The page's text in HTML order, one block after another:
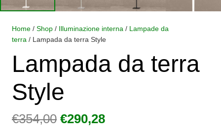
Home / Shop / Illuminazione interna / Lampade da
terra / Lampada da terra Style
Lampada da terra
Style
€354,00 Il
€290,28Il